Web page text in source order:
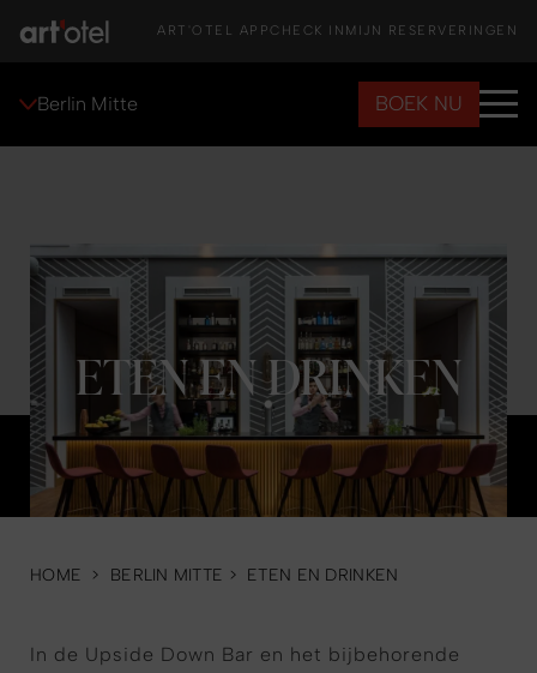
ART'OTEL APPCHECK IN MIJN RESERVERINGEN
Berlin Mitte BOEK NU
ETEN EN DRINKEN
HOME > BERLIN MITTE > ETEN EN DRINKEN
In de Upside Down Bar en het bijbehorende